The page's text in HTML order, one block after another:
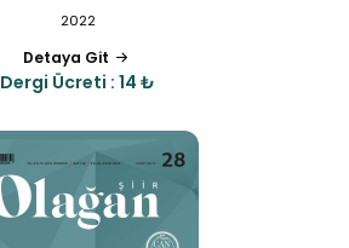
2022
Detaya Git
Dergi Ücreti : 14 ₺